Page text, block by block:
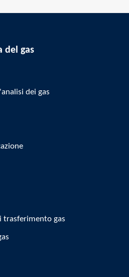
del gas
dei gas
trasferimento gas